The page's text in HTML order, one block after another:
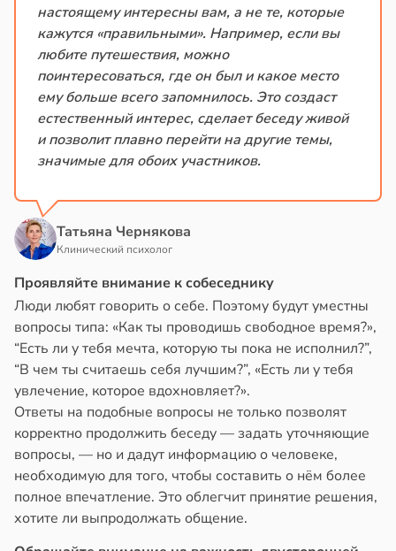
настоящему интересны вам, а не те, которые
кажутся «правильными». Например, если вы
любите путешествия, можно
поинтересоваться, где он был и какое место
ему больше всего запомнилось. Это создаст
естественный интерес, сделает беседу живой
и позволит плавно перейти на другие темы,
значимые для обоих участников.
Татьяна Чернякова
Клинический психолог
Проявляйте внимание к собеседнику
Люди любят говорить о себе. Поэтому будут уместны
вопросы типа: «Как ты проводишь свободное время?»,
“Есть ли у тебя мечта, которую ты пока не исполнил?”,
“В чем ты считаешь себя лучшим?”, «Есть ли у тебя
увлечение, которое вдохновляет?».
Ответы на подобные вопросы не только позволят
корректно продолжить беседу — задать уточняющие
вопросы, — но и дадут информацию о человеке,
необходимую для того, чтобы составить о нём более
полное впечатление. Это облегчит принятие решения,
хотите ли выпродолжать общение.